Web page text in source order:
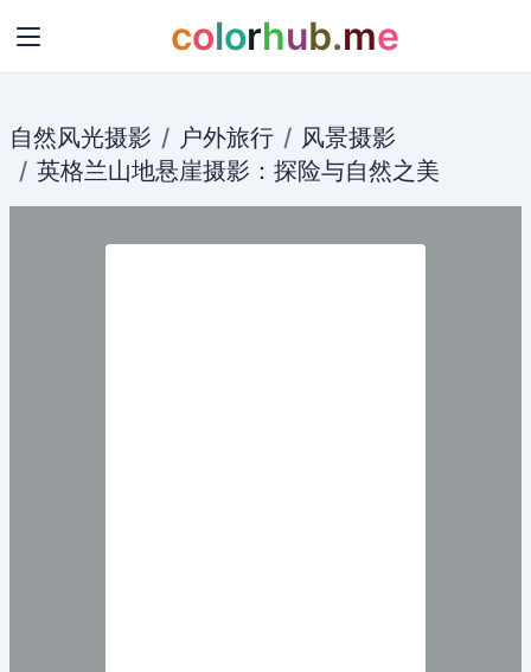
colorhub.me
自然风光摄影 户外旅行
风景摄影
英格兰山地悬崖摄影 ： 探险与自然之美